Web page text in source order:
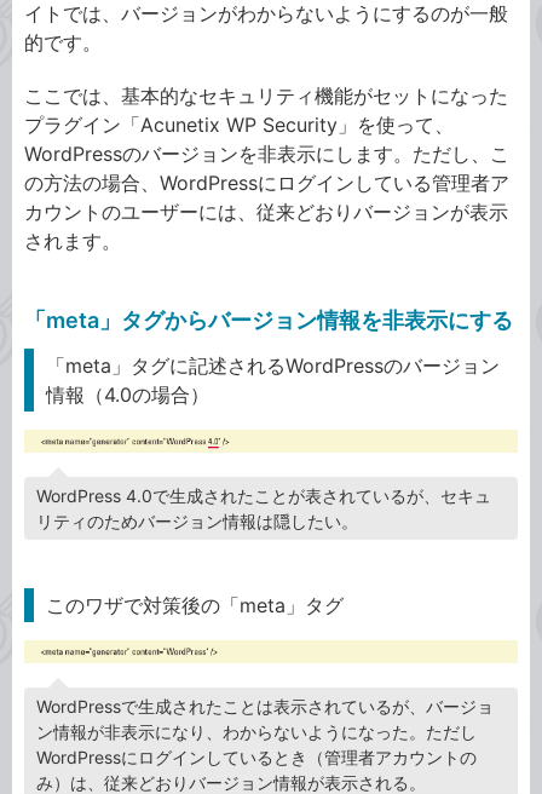
イトでは、バージョンがわからないようにするのが一般
的です。
ここでは、基本的なセキュリティ機能がセットになった
プラグイン「Acunetix WP Security」を使って、
WordPressのバージョンを非表示にします。ただし、こ
の方法の場合、WordPressにログインしている管理者ア
カウントのユーザーには、従来どおりバージョンが表示
されます。
「meta」タグからバージョン情報を非表示にする
「meta」タグに記述されるWordPressのバージョン
情報（4.0の場合）
WordPress 4.0で生成されたことが表されているが、セキュ
リティのためバージョン情報は隠したい。
このワザで対策後の「meta」タグ
WordPressで生成されたことは表示されているが、バージョ
ン情報が非表示になり、わからないようになった。ただし
WordPressにログインしているとき（管理者アカウントの
み）は、従来どおりバージョン情報が表示される。